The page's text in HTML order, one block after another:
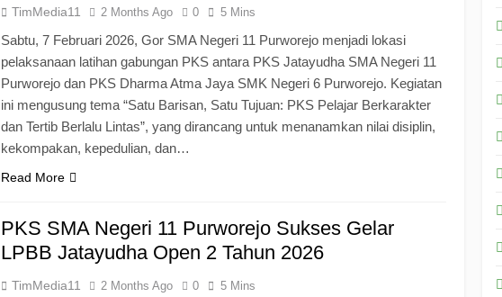
TimMedia11 2 Months Ago 0 5 Mins
Sabtu, 7 Februari 2026, Gor SMA Negeri 11 Purworejo menjadi lokasi
pelaksanaan latihan gabungan PKS antara PKS Jatayudha SMA Negeri 11
Purworejo dan PKS Dharma Atma Jaya SMK Negeri 6 Purworejo. Kegiatan
ini mengusung tema “Satu Barisan, Satu Tujuan: PKS Pelajar Berkarakter
dan Tertib Berlalu Lintas”, yang dirancang untuk menanamkan nilai disiplin,
kekompakan, kepedulian, dan…
Read More
PKS SMA Negeri 11 Purworejo Sukses Gelar
LPBB Jatayudha Open 2 Tahun 2026
TimMedia11 2 Months Ago 0 5 Mins